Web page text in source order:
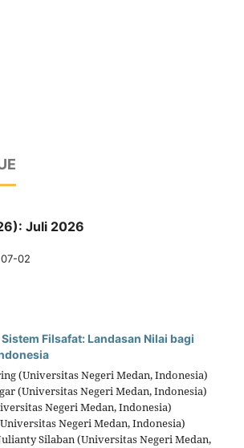
Juli 2026
02
Filsafat: Landasan Nilai bagi
(Universitas Negeri Medan, Indonesia)
(Universitas Negeri Medan, Indonesia)
Negeri Medan, Indonesia)
Negeri Medan, Indonesia)
Silaban (Universitas Negeri Medan,